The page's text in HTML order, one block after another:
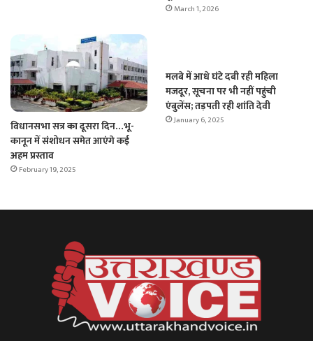
March 1, 2026
विधानसभा सत्र का दूसरा दिन…भू-
कानून में संशोधन समेत आएंगे कई
अहम प्रस्ताव
February 19, 2025
मलबे में आधे घंटे दबी रही महिला
मजदूर, सूचना पर भी नहीं पहुंची
एंबुलेंस; तड़पती रही शांति देवी
January 6, 2025